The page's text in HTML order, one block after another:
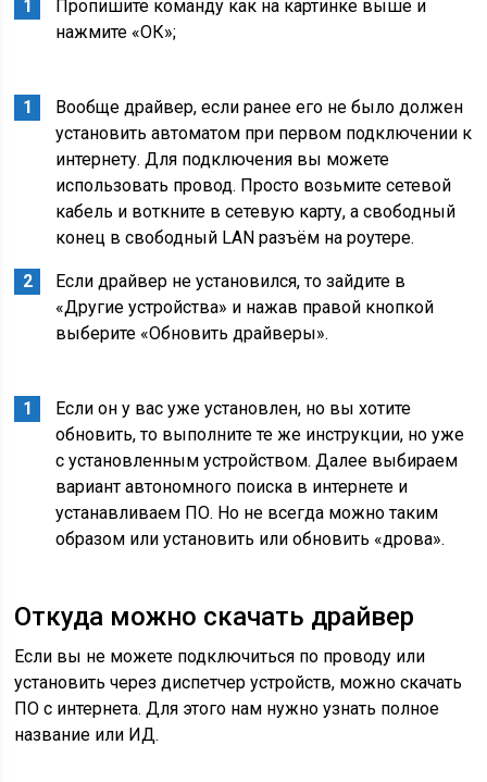
Пропишите команду как на картинке выше и
нажмите «ОК»;
Вообще драйвер, если ранее его не было должен
установить автоматом при первом подключении к
интернету. Для подключения вы можете
использовать провод. Просто возьмите сетевой
кабель и воткните в сетевую карту, а свободный
конец в свободный LAN разъём на роутере.
Если драйвер не установился, то зайдите в
«Другие устройства» и нажав правой кнопкой
выберите «Обновить драйверы».
Если он у вас уже установлен, но вы хотите
обновить, то выполните те же инструкции, но уже
с установленным устройством. Далее выбираем
вариант автономного поиска в интернете и
устанавливаем ПО. Но не всегда можно таким
образом или установить или обновить «дрова».
Откуда можно скачать драйвер
Если вы не можете подключиться по проводу или
установить через диспетчер устройств, можно скачать
ПО с интернета. Для этого нам нужно узнать полное
название или ИД.